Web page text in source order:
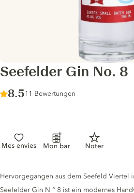
Seefelder Gin No. 8
Score :
8.5/ 10
11 Bewertungen
Mes envies Mon bar Noter
Gin description
Hervorgegangen aus dem Seefeld Viertel
Seefelder Gin N ° 8 ist ein modernes